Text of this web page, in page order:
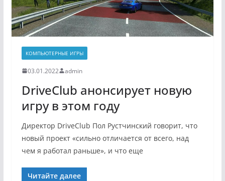
КОМПЬЮТЕРНЫЕ ИГРЫ
03.01.2022 admin
DriveClub анонсирует новую
игру в этом году
Директор DriveClub Пол Рустчинский говорит, что
новый проект «сильно отличается от всего, над
чем я работал раньше», и что еще
Читайте далее